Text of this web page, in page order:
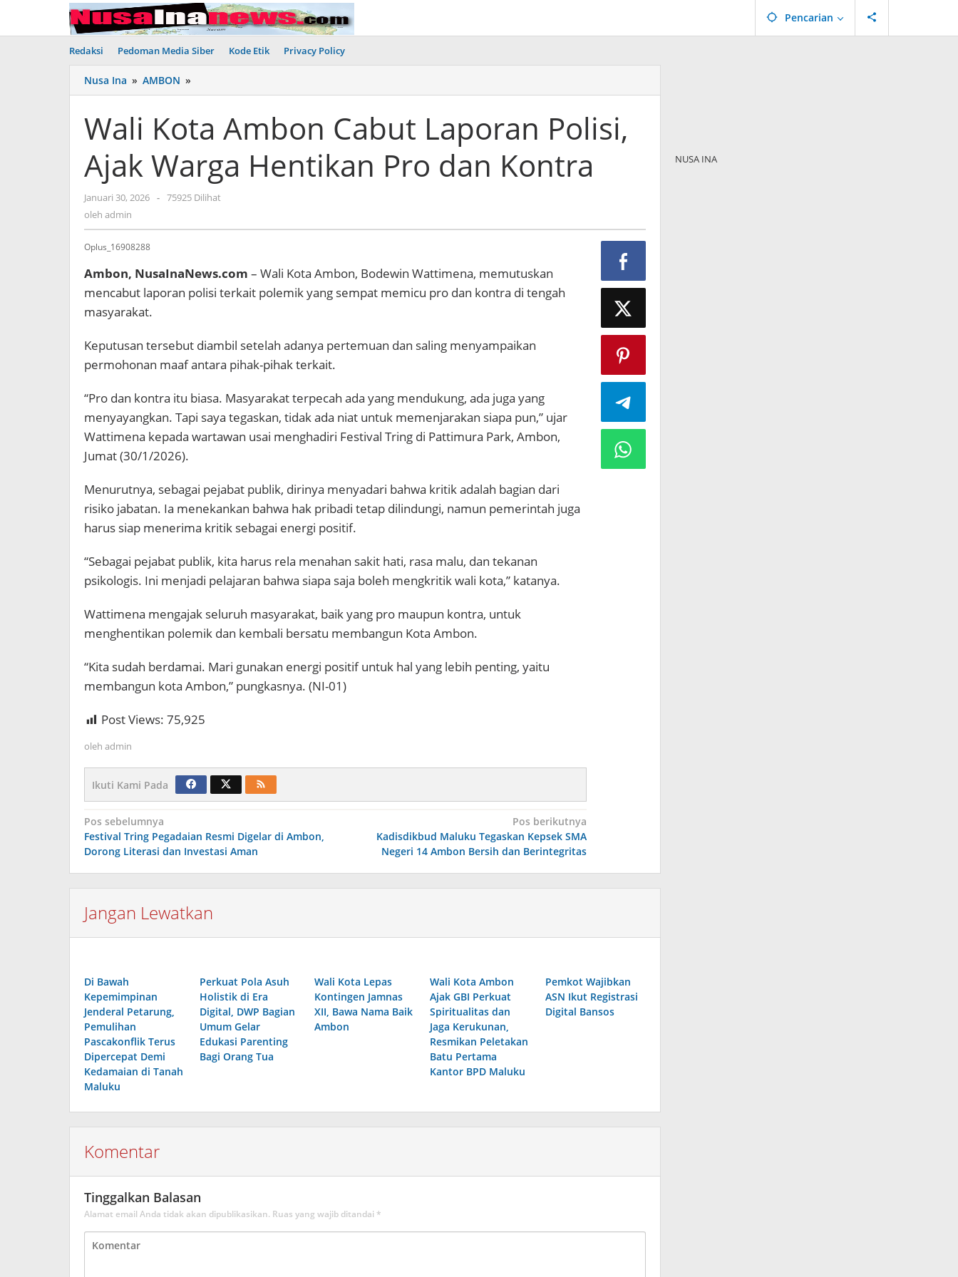
konten
Pencarian
Redaksi Pedoman Media Siber Kode Etik Privacy Policy
Nusa Ina » AMBON »
Kota
Cabut
Laporan
Ajak
Warga
Hentikan
dan
Wali Kota Ambon Cabut Laporan Polisi,
Ajak Warga Hentikan Pro dan Kontra
Januari 30, 2026 oleh
- 75925 Dilihat
oleh admin
Oplus_16908288
Ambon, NusaInaNews.com – Wali Kota Ambon, Bodewin Wattimena, memutuskan
mencabut laporan polisi terkait polemik yang sempat memicu pro dan kontra di tengah
masyarakat.
Keputusan tersebut diambil setelah adanya pertemuan dan saling menyampaikan
permohonan maaf antara pihak-pihak terkait.
“Pro dan kontra itu biasa. Masyarakat terpecah ada yang mendukung, ada juga yang
menyayangkan. Tapi saya tegaskan, tidak ada niat untuk memenjarakan siapa pun,” ujar
Wattimena kepada wartawan usai menghadiri Festival Tring di Pattimura Park, Ambon,
Jumat (30/1/2026).
Menurutnya, sebagai pejabat publik, dirinya menyadari bahwa kritik adalah bagian dari
risiko jabatan. Ia menekankan bahwa hak pribadi tetap dilindungi, namun pemerintah juga
harus siap menerima kritik sebagai energi positif.
“Sebagai pejabat publik, kita harus rela menahan sakit hati, rasa malu, dan tekanan
psikologis. Ini menjadi pelajaran bahwa siapa saja boleh mengkritik wali kota,” katanya.
Wattimena mengajak seluruh masyarakat, baik yang pro maupun kontra, untuk
menghentikan polemik dan kembali bersatu membangun Kota Ambon.
“Kita sudah berdamai. Mari gunakan energi positif untuk hal yang lebih penting, yaitu
membangun kota Ambon,” pungkasnya. (NI-01)
Post Views: 75,925
oleh admin
Ikuti Kami Pada
Navigasi
pos
Pos sebelumnya
Festival Tring Pegadaian Resmi Digelar di Ambon,
Dorong Literasi dan Investasi Aman
Pos berikutnya
Kadisdikbud Maluku Tegaskan Kepsek SMA
Negeri 14 Ambon Bersih dan Berintegritas
Jangan Lewatkan
Di Bawah
Kepemimpinan
Jenderal Petarung,
Pemulihan
Pascakonflik Terus
Dipercepat Demi
Kedamaian di Tanah
Maluku
Perkuat Pola Asuh
Holistik di Era
Digital, DWP Bagian
Umum Gelar
Edukasi Parenting
Bagi Orang Tua
Wali Kota Lepas
Kontingen Jamnas
XII, Bawa Nama Baik
Ambon
Wali Kota Ambon
Ajak GBI Perkuat
Spiritualitas dan
Jaga Kerukunan,
Resmikan Peletakan
Batu Pertama
Kantor BPD Maluku
Pemkot Wajibkan
ASN Ikut Registrasi
Digital Bansos
Komentar
Tinggalkan Balasan
Alamat email Anda tidak akan dipublikasikan. Ruas yang wajib ditandai *
NUSA INA